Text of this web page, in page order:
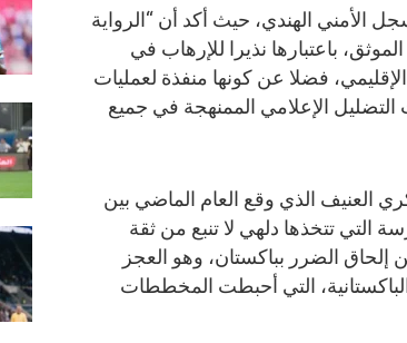
الأمني الهندي، حيث أكد أن “الرواية
باعتبارها نذيرا للإرهاب في
فضلا عن كونها منفذة لعمليات
الإعلامي الممنهجة في جميع
العنيف الذي وقع العام الماضي بين
التي تتخذها دلهي لا تنبع من ثقة
الضرر بباكستان، وهو العجز
التي أحبطت المخططات